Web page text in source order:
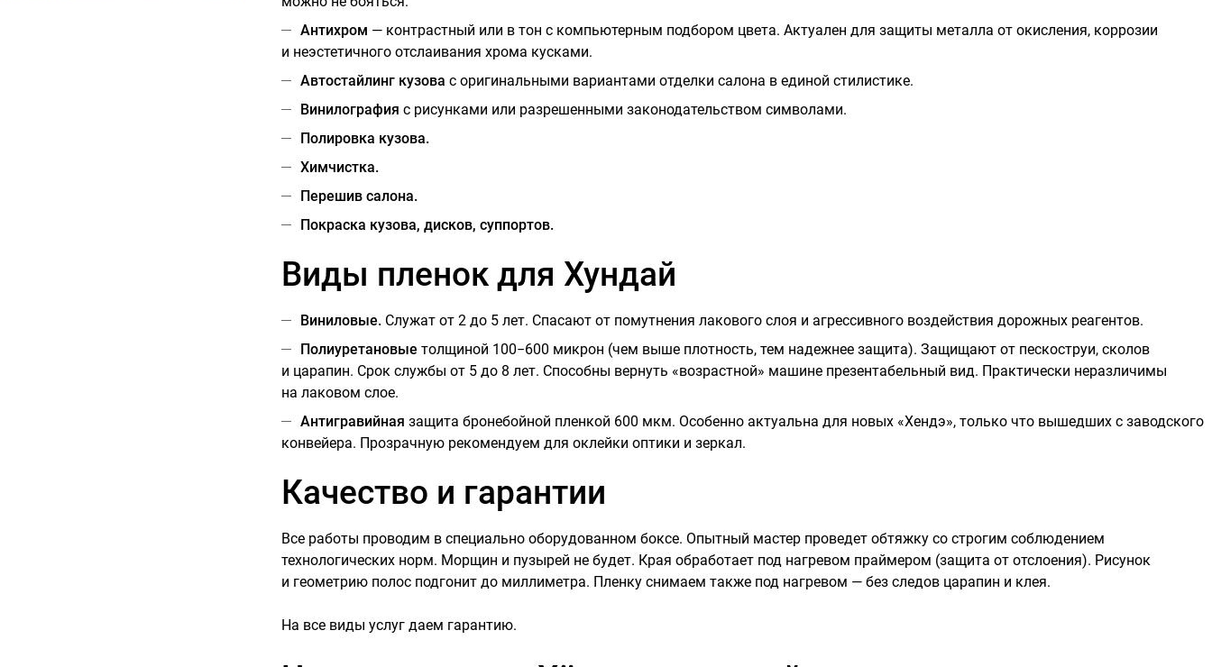
Антихром — контрастный или в тон с компьютерным подбором цвета. Актуален для защиты металла от окисления, коррозии
и неэстетичного отслаивания хрома кусками.
Автостайлинг кузова с оригинальными вариантами отделки салона в единой стилистике.
Винилография с рисунками или разрешенными законодательством символами.
Полировка кузова.
Химчистка.
Перешив салона.
Покраска кузова, дисков, суппортов.
Виды пленок для Хундай
Виниловые. Служат от 2 до 5 лет. Спасают от помутнения лакового слоя и агрессивного воздействия дорожных реагентов.
Полиуретановые толщиной 100−600 микрон (чем выше плотность, тем надежнее защита). Защищают от пескоструи, сколов
и царапин. Срок службы от 5 до 8 лет. Способны вернуть «возрастной» машине презентабельный вид. Практически неразличимы
на лаковом слое.
Антигравийная защита бронебойной пленкой 600 мкм. Особенно актуальна для новых «Хендэ», только что вышедших с заводского
конвейера. Прозрачную рекомендуем для оклейки оптики и зеркал.
Качество и гарантии
Все работы проводим в специально оборудованном боксе. Опытный мастер проведет обтяжку со строгим соблюдением
технологических норм. Морщин и пузырей не будет. Края обработает под нагревом праймером (защита от отслоения). Рисунок
и геометрию полос подгонит до миллиметра. Пленку снимаем также под нагревом — без следов царапин и клея.
На все виды услуг даем гарантию.